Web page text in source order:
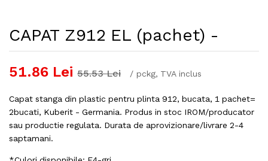
CAPAT Z912 EL (pachet) -
51.86 Lei 55.53 Lei / pckg, TVA inclus
Capat stanga din plastic pentru plinta 912, bucata, 1 pachet=
2bucati, Kuberit - Germania. Produs in stoc IROM/producator
sau productie regulata. Durata de aprovizionare/livrare 2-4
saptamani.